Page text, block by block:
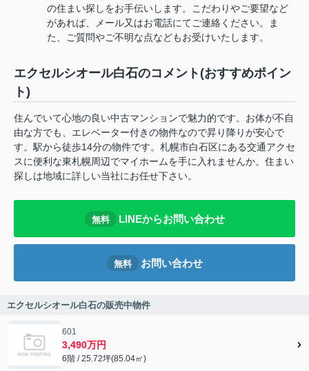
の住まい探しをお手伝いします。こだわりやご要望など
があれば、メール又はお電話にてご連絡ください。ま
た、ご質問やご不明な点などもお受けいたします。
エクセルシオール白石のコメント(おすすめポイン
ト)
住んでいて心地の良い中古マンションで魅力的です。お体が不自
由な方でも、エレベーター付きの物件なので昇り降りが安心で
す。駅から徒歩14分の物件です。札幌市白石区にある交通アクセ
スに便利な東札幌周辺でマイホームを手に入れませんか。住まい
探しは地域に詳しい当社にお任せ下さい。
無料 LINEからお問い合わせ
無料 お問い合わせ
エクセルシオール白石の販売中物件
601
3,490万円
6階 / 25.72坪(85.04㎡)